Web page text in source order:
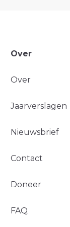
Over
Over
Jaarverslagen
Nieuwsbrief
Contact
Doneer
FAQ